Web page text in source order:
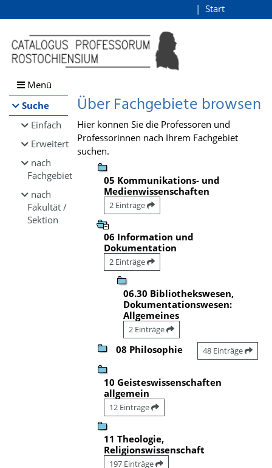
Browsen
direkt zum Inhalt
Start
Menü
Suche
Einfach
Erweitert
nach
Fachgebiet
nach
Fakultät /
Sektion
Über Fachgebiete browsen
Hier können Sie die Professoren und
Professorinnen nach Ihrem Fachgebiet
suchen.
05 Kommunikations- und
Medienwissenschaften
2 Einträge
06 Information und
Dokumentation
2 Einträge
06.30 Bibliothekswesen,
Dokumentationswesen:
Allgemeines
2 Einträge
08 Philosophie 48 Einträge
10 Geisteswissenschaften
allgemein
12 Einträge
11 Theologie,
Religionswissenschaft
197 Einträge